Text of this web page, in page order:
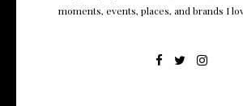
moments, events, places, and brands I